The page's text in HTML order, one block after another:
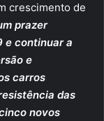
crescimento de
prazer
e continuar a
e
carros
das
novos